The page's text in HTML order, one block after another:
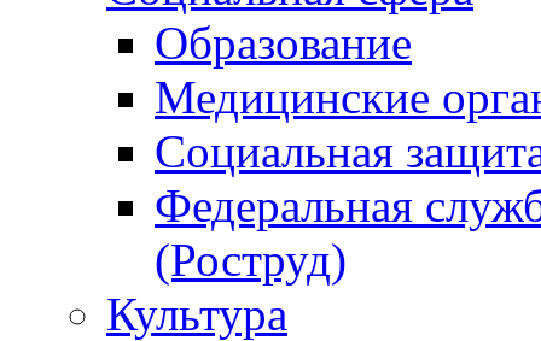
Образование
Медицинские
Социальная
Федеральная
(Роструд)
Культура